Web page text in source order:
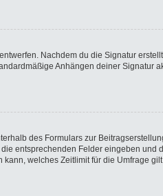
Nachdem du die Signatur
Anhängen deiner Signatur
des Formulars zur
entsprechenden Felder eingeben
welches Zeitlimit für die Umfrage